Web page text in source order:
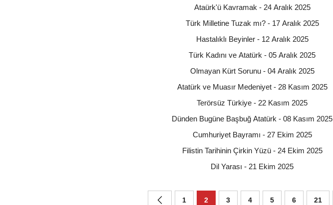
Ataürk'ü Kavramak - 24 Aralık 2025
Türk Milletine Tuzak mı? - 17 Aralık 2025
Hastalıklı Beyinler - 12 Aralık 2025
Türk Kadını ve Atatürk - 05 Aralık 2025
Olmayan Kürt Sorunu - 04 Aralık 2025
Atatürk ve Muasır Medeniyet - 28 Kasım 2025
Terörsüz Türkiye - 22 Kasım 2025
Dünden Bugüne Başbuğ Atatürk - 08 Kasım 2025
Cumhuriyet Bayramı - 27 Ekim 2025
Filistin Tarihinin Çirkin Yüzü - 24 Ekim 2025
Dil Yarası - 21 Ekim 2025
1 2 3 4 5 6 21